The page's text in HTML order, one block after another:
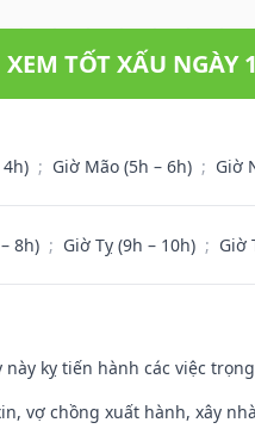
XEM TỐT XẤU NGÀY
; Giờ Mão (5h – 6h) ; Giờ
8h) ; Giờ Tỵ (9h – 10h) ; Giờ
này kỵ tiến hành các việc
vợ chồng xuất hành, xây